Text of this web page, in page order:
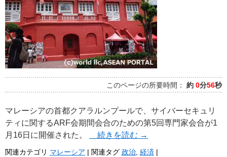
このページの所要時間： 約 0分56秒
マレーシアの首都クアラルンプールで、サイバーセキュリ
ティに関するARF会期間会合のための第5回専門家会合が1
月16日に開催された。
続きを読む →
関連カテゴリ マレーシア | 関連タグ 政治 経済 |